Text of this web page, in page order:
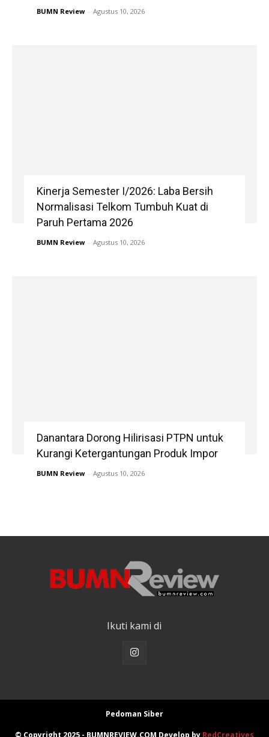
BUMN Review - Agustus 10, 2026
Kinerja Semester I/2026: Laba Bersih
Normalisasi Telkom Tumbuh Kuat di
Paruh Pertama 2026
BUMN Review - Agustus 10, 2026
Danantara Dorong Hilirisasi PTPN untuk
Kurangi Ketergantungan Produk Impor
BUMN Review - Agustus 10, 2026
Ikuti kami di
Pedoman Siber